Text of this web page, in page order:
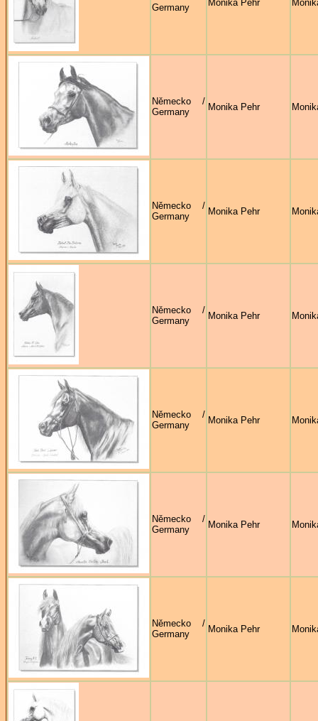
Germany
Monika Pehr
Německo /
Germany
Monika Pehr
Německo /
Germany
Monika Pehr
Německo /
Germany
Monika Pehr
Německo /
Germany
Monika Pehr
Německo /
Germany
Monika Pehr
Německo /
Germany
Monika Pehr